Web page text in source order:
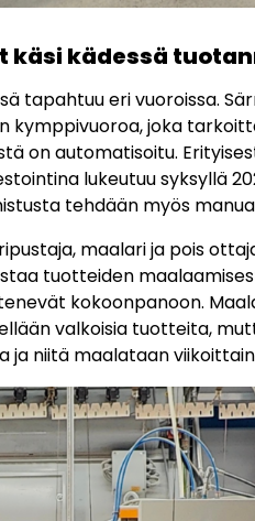
kädessä
tapahtuu eri vuoroissa.
kymppivuoroa, joka
on automatisoitu.
lukeutuu syksyllä
tehdään myös
maalari ja pois
tuotteiden
kokoonpanoon.
valkoisia tuotteita,
ja niitä maalataan